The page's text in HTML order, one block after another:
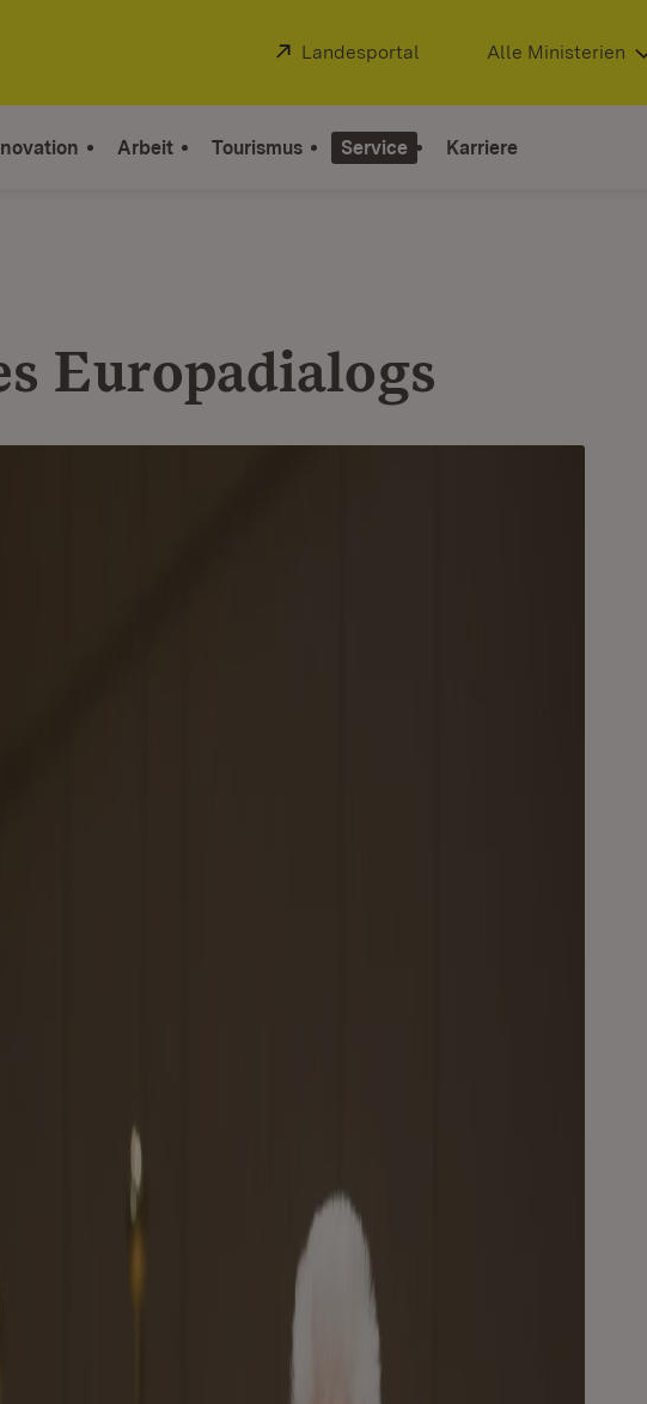
Extern:
Landesportal (Öffnet in neuem Fenster)
Alle Ministerien
Arbeit Tourismus Service Karriere
Europadialogs